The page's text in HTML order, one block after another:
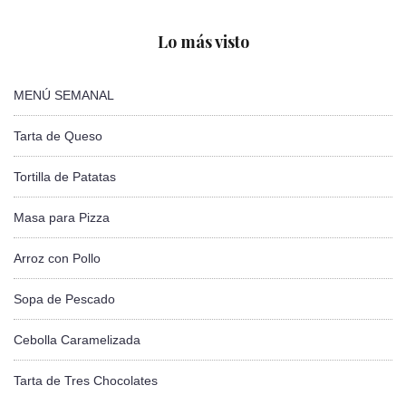
Lo más visto
MENÚ SEMANAL
Tarta de Queso
Tortilla de Patatas
Masa para Pizza
Arroz con Pollo
Sopa de Pescado
Cebolla Caramelizada
Tarta de Tres Chocolates